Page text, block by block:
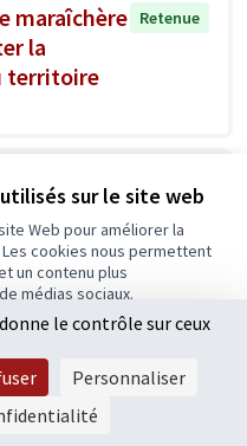
sur le site web
Web pour améliorer la
cookies nous permettent
un contenu plus
médias sociaux.
essentiels
maraîchère
la
territoire
Retenue
ou
le contrôle sur ceux
Personnaliser